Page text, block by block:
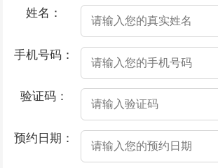
姓名：
手机号码：
验证码：
预约日期：